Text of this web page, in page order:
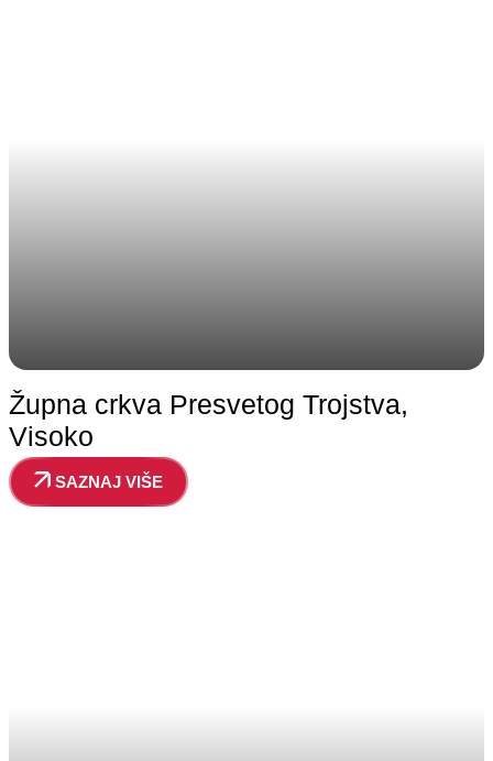
Župna crkva Presvetog Trojstva,
Visoko
SAZNAJ VIŠE